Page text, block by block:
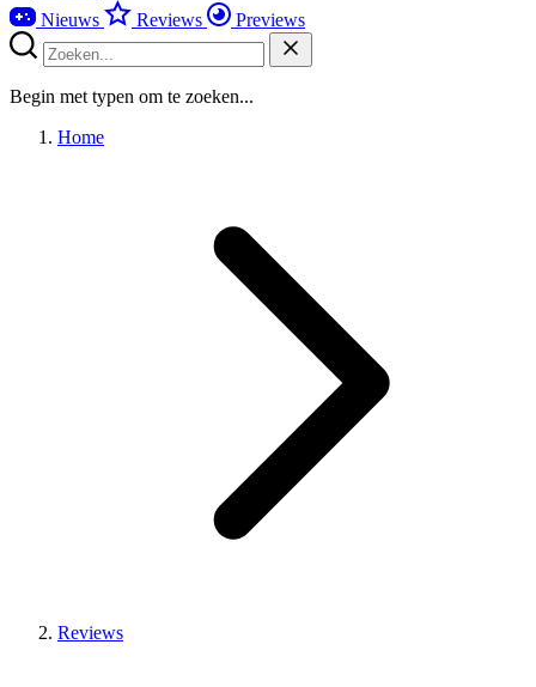
Nieuws
Reviews Previews
Begin met typen om te zoeken...
Home
Reviews